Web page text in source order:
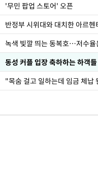
'무민 팝업 스토어' 오픈
반정부 시위대와 대치한 아르헨
녹색 빛깔 띄는 동복호…저수율
동성 커플 입장 축하하는 하객들
"목숨 걸고 일하는데 임금 체납